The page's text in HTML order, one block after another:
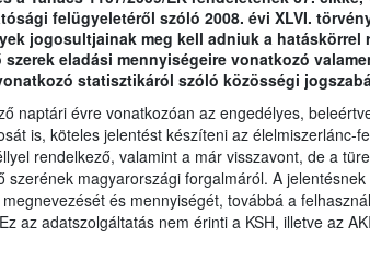
felügyeletéről szóló 2008. évi XLVI.
jogosultjainak meg kell adniuk a hatáskörrel
szerek eladási mennyiségeire vonatkozó
statisztikáról szóló közösségi
naptári évre vonatkozóan az engedélyes,
is, köteles jelentést készíteni az élelmiszerlánc-
rendelkező, valamint a már visszavont, de a
szerének magyarországi forgalmáról. A
és mennyiségét, továbbá a
az adatszolgáltatás nem érinti a KSH, illetve az